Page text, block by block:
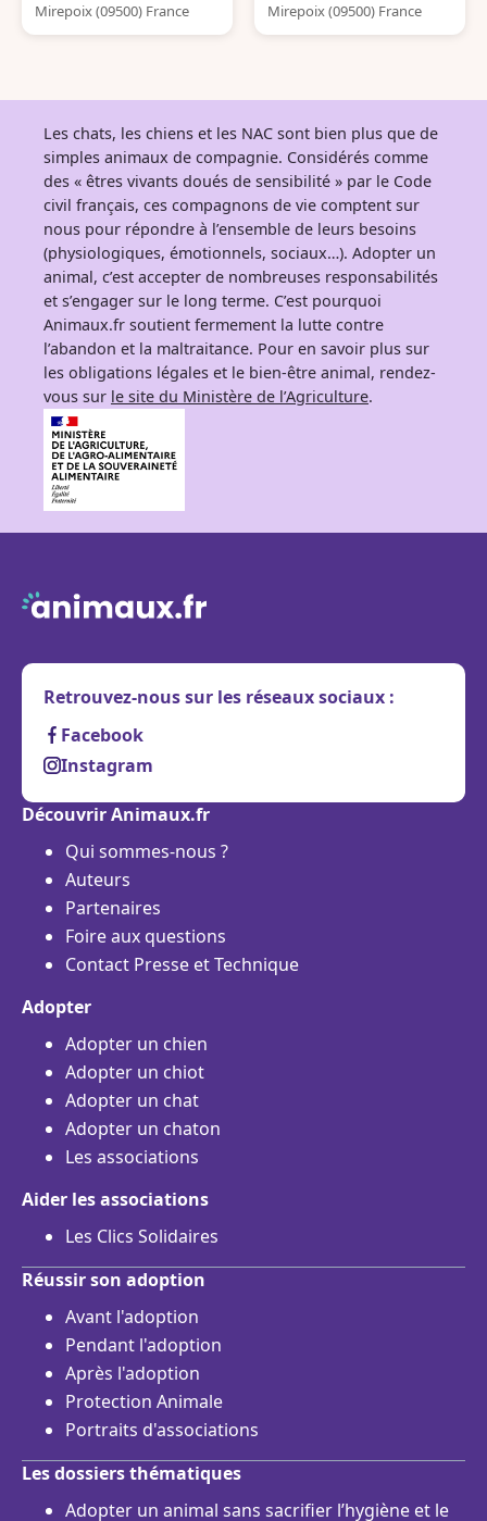
Mirepoix (09500) France
Mirepoix (09500) France
Les chats, les chiens et les NAC sont bien plus que de
simples animaux de compagnie. Considérés comme
des « êtres vivants doués de sensibilité » par le Code
civil français, ces compagnons de vie comptent sur
nous pour répondre à l’ensemble de leurs besoins
(physiologiques, émotionnels, sociaux…). Adopter un
animal, c’est accepter de nombreuses responsabilités
et s’engager sur le long terme. C’est pourquoi
Animaux.fr soutient fermement la lutte contre
l’abandon et la maltraitance. Pour en savoir plus sur
les obligations légales et le bien-être animal, rendez-
vous sur le site du Ministère de l’Agriculture.
Retrouvez-nous sur les réseaux sociaux :
Facebook
Instagram
Découvrir Animaux.fr
Qui sommes-nous ?
Auteurs
Partenaires
Foire aux questions
Contact Presse et Technique
Adopter
Adopter un chien
Adopter un chiot
Adopter un chat
Adopter un chaton
Les associations
Aider les associations
Les Clics Solidaires
Réussir son adoption
Avant l'adoption
Pendant l'adoption
Après l'adoption
Protection Animale
Portraits d'associations
Les dossiers thématiques
Adopter un animal sans sacrifier l’hygiène et le